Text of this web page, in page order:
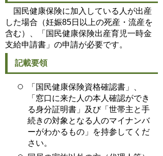
国民健康保険に加入している人が出産
した場合（妊娠85日以上の死産・流産を
含む）、「国民健康保険出産育児一時金
支給申請書」の申請が必要です。
記載要領
「国民健康保険資格確認書」、
「窓口に来た人の本人確認ができ
る身分証明書」及び「世帯主と手
続きの対象となる人のマイナンバ
ーがわかるもの」を持参してくだ
さい。